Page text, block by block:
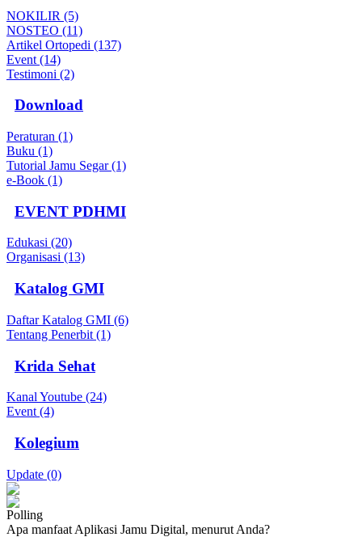
NOKILIR (5)
NOSTEO (11)
Artikel Ortopedi (137)
Event (14)
Testimoni (2)
Download
Peraturan (1)
Buku (1)
Tutorial Jamu Segar (1)
e-Book (1)
EVENT PDHMI
Edukasi (20)
Organisasi (13)
Katalog GMI
Daftar Katalog GMI (6)
Tentang Penerbit (1)
Krida Sehat
Kanal Youtube (24)
Event (4)
Kolegium
Update (0)
Polling
Apa manfaat Aplikasi Jamu Digital, menurut Anda?